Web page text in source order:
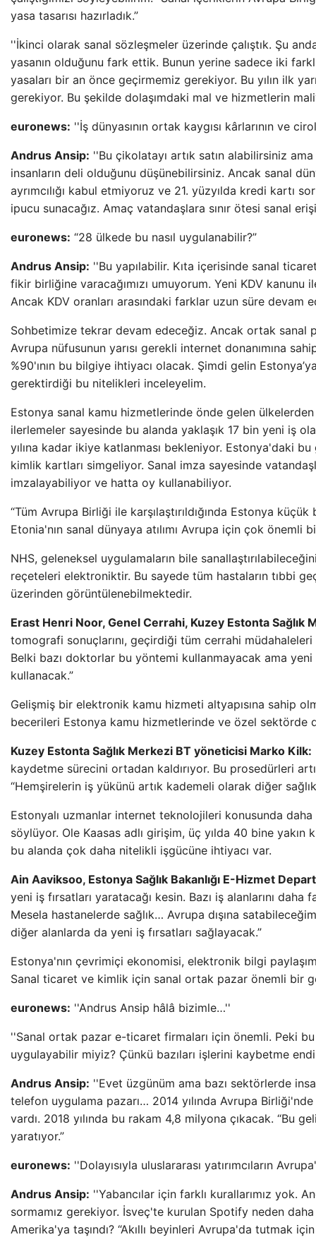
yasa tasarısı hazırladık.”
''İkinci olarak sanal sözleşmeler üzerinde çalıştık. Şu
yasanın olduğunu fark ettik. Bunun yerine sadece iki
yasaları bir an önce geçirmemiz gerekiyor. Bu yılın ilk
gerekiyor. Bu şekilde dolaşımdaki mal ve hizmetlerin
euronews: ''İş dünyasının ortak kaygısı kârlarının ve
Andrus Ansip: ''Bu çikolatayı artık satın alabilirsiniz
insanların deli olduğunu düşünebilirsiniz. Ancak sanal
ayrımcılığı kabul etmiyoruz ve 21. yüzyılda kredi kartı
ipucu sunacağız. Amaç vatandaşlara sınır ötesi sanal
euronews: “28 ülkede bu nasıl uygulanabilir?”
Andrus Ansip: ''Bu yapılabilir. Kıta içerisinde sanal
fikir birliğine varacağımızı umuyorum. Yeni KDV kanunu
Ancak KDV oranları arasındaki farklar uzun süre devam
Sohbetimize tekrar devam edeceğiz. Ancak ortak sanal
Avrupa nüfusunun yarısı gerekli internet donanımına
%90'ının bu bilgiye ihtiyacı olacak. Şimdi gelin
gerektirdiği bu nitelikleri inceleyelim.
Estonya sanal kamu hizmetlerinde önde gelen
ilerlemeler sayesinde bu alanda yaklaşık 17 bin yeni iş
yılına kadar ikiye katlanması bekleniyor. Estonya'daki
kimlik kartları simgeliyor. Sanal imza sayesinde
imzalayabiliyor ve hatta oy kullanabiliyor.
“Tüm Avrupa Birliği ile karşılaştırıldığında Estonya küçük
Etonia'nın sanal dünyaya atılımı Avrupa için çok önemli
NHS, geleneksel uygulamaların bile
reçeteleri elektroniktir. Bu sayede tüm hastaların tıbbi
üzerinden görüntülenebilmektedir.
Erast Henri Noor, Genel Cerrahi, Kuzey Estonta Sağlık
tomografi sonuçlarını, geçirdiği tüm cerrahi
Belki bazı doktorlar bu yöntemi kullanmayacak ama
kullanacak.”
Gelişmiş bir elektronik kamu hizmeti altyapısına sahip
becerileri Estonya kamu hizmetlerinde ve özel sektörde
Kuzey Estonta Sağlık Merkezi BT yöneticisi Marko Kilk:
kaydetme sürecini ortadan kaldırıyor. Bu prosedürleri
“Hemşirelerin iş yükünü artık kademeli olarak diğer sağlık
Estonyalı uzmanlar internet teknolojileri konusunda
söylüyor. Ole Kaasas adlı girişim, üç yılda 40 bine
bu alanda çok daha nitelikli işgücüne ihtiyacı var.
Ain Aaviksoo, Estonya Sağlık Bakanlığı E-Hizmet
yeni iş fırsatları yaratacağı kesin. Bazı iş alanlarını daha
Mesela hastanelerde sağlık… Avrupa dışına
diğer alanlarda da yeni iş fırsatları sağlayacak.”
Estonya'nın çevrimiçi ekonomisi, elektronik bilgi
Sanal ticaret ve kimlik için sanal ortak pazar önemli bir
euronews: ''Andrus Ansip hâlâ bizimle…''
''Sanal ortak pazar e-ticaret firmaları için önemli. Peki
uygulayabilir miyiz? Çünkü bazıları işlerini kaybetme
Andrus Ansip: ''Evet üzgünüm ama bazı sektörlerde
telefon uygulama pazarı… 2014 yılında Avrupa
vardı. 2018 yılında bu rakam 4,8 milyona çıkacak. “Bu
yaratıyor.”
euronews: ''Dolayısıyla uluslararası yatırımcıların
Andrus Ansip: ''Yabancılar için farklı kurallarımız yok.
sormamız gerekiyor. İsveç'te kurulan Spotify neden
Amerika'ya taşındı? “Akıllı beyinleri Avrupa'da tutmak